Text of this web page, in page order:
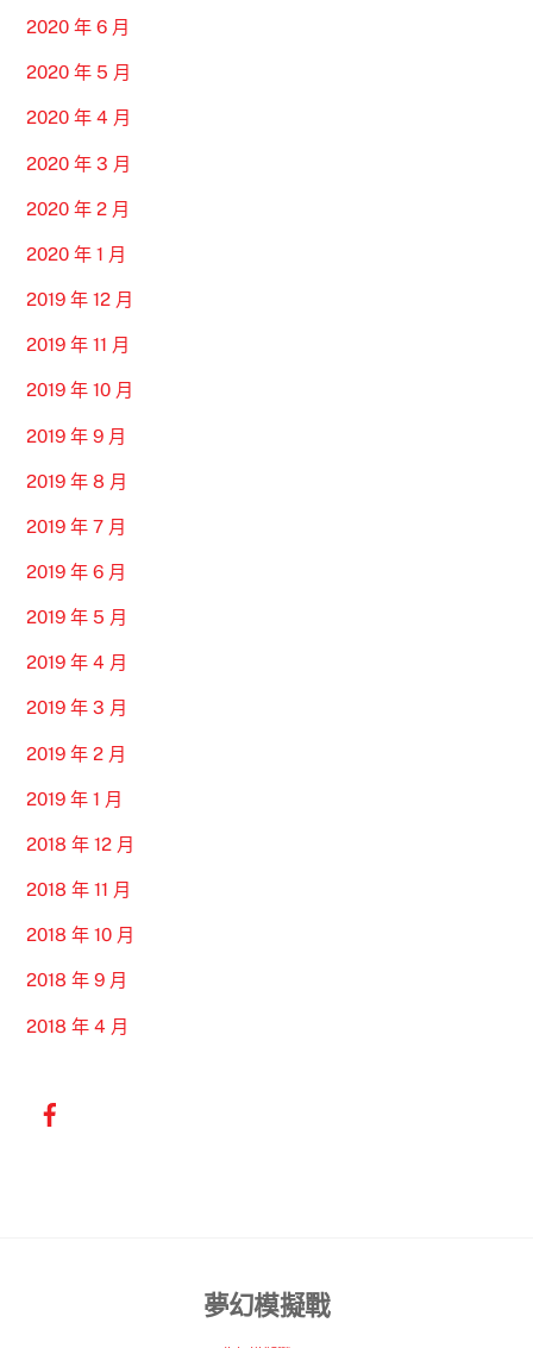
2020 年 6 月
2020 年 5 月
2020 年 4 月
2020 年 3 月
2020 年 2 月
2020 年 1 月
2019 年 12 月
2019 年 11 月
2019 年 10 月
2019 年 9 月
2019 年 8 月
2019 年 7 月
2019 年 6 月
2019 年 5 月
2019 年 4 月
2019 年 3 月
2019 年 2 月
2019 年 1 月
2018 年 12 月
2018 年 11 月
2018 年 10 月
2018 年 9 月
2018 年 4 月
Back
夢幻模擬戰